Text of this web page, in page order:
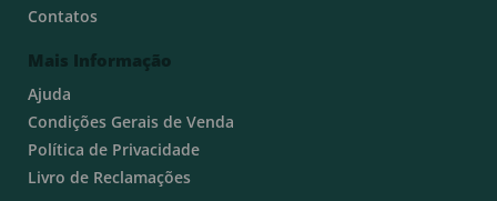
Contatos
Mais Informação
Ajuda
Condições Gerais de Venda
Política de Privacidade
Livro de Reclamações